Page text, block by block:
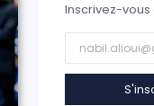
Inscrivez-